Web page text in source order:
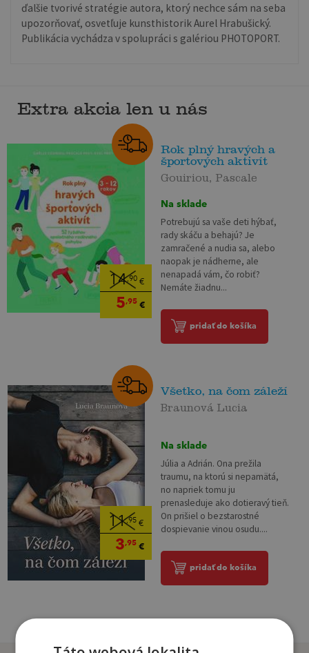
ďalšie tvorivé stratégie autora, ktorý nechce sám na seba
upozorňovať, osvetľuje kunsthistorik Aurel Hrabušický.
Publikácia vychádza v spolupráci s galériou PHOTOPORT.
Extra akcia len u nás
14,90€
5,95€
Rok plný hravých a
športových aktivít
Gouiriou, Pascale
Na sklade
Potrebujú sa vaše deti hýbať,
rady skáču a behajú? Je
zamračené a nudia sa, alebo
naopak je nádherne, ale
nenapadá vám, čo robiť?
Nemáte žiadnu...
pridať do košíka
11,95 €
3,95 €
Všetko, na čom záleží
Braunová Lucia
Na sklade
Júlia a Adrián. Ona prežila
traumu, na ktorú si nepamätá,
no napriek tomu ju
prenasleduje ako dotieravý tieň.
On prišiel o bezstarostné
dospievanie vinou osudu....
pridať do košíka